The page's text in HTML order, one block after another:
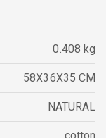
0.408 kg
58X36X35 CM
NATURAL